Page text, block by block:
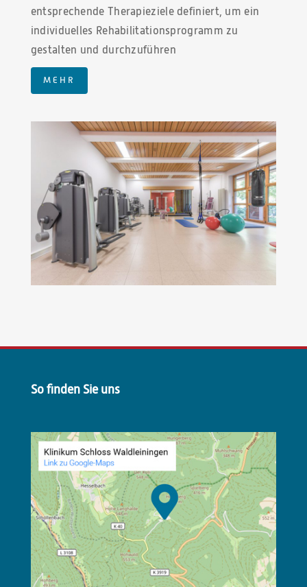
entsprechende Therapieziele definiert, um ein
individuelles Rehabilitationsprogramm zu
gestalten und durchzuführen
MEHR
So finden Sie uns